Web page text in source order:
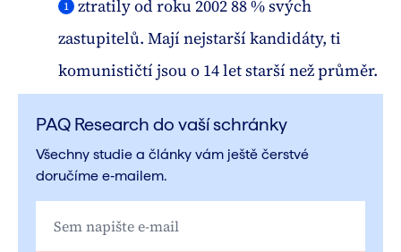
1 ztratily od roku 2002 88 % svých
zastupitelů. Mají nejstarší kandidáty, ti
komunističtí jsou o 14 let starší než průměr.
PAQ Research do vaší schránky
Všechny studie a články vám ještě čerstvé
doručíme e‑mailem.